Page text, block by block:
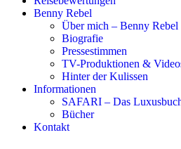
Benny Rebel
Über mich – Benny Rebel
Biografie
Pressestimmen
TV-Produktionen &
Hinter der Kulissen
Informationen
SAFARI – Das
Bücher
Kontakt